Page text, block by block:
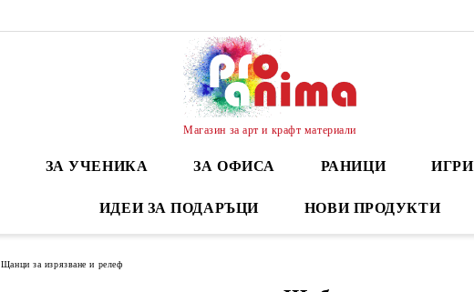
Магазин за арт и крафт материали
ЗА УЧЕНИКА ЗА ОФИСА РАНИЦИ
ИДЕИ ЗА ПОДАРЪЦИ НОВИ ПРОДУКТИ
Щанци за изрязване и релеф